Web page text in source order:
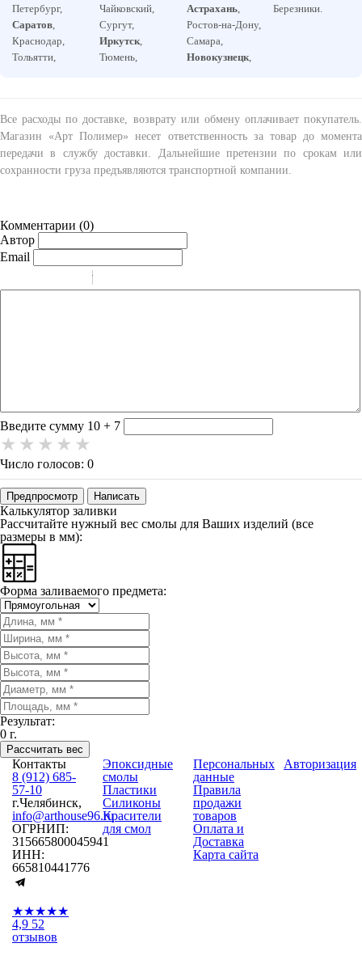
Петербург,
Саратов,
Краснодар,
Тольятти,
Чайковский,
Сургут,
Иркутск,
Тюмень,
Астрахань,
Ростов-на-Дону,
Самара,
Новокузнецк,
Березники.
Все расходы по доставке, возврату или обмену оплачивает покупатель.
Магазин «Арт Полимер» несет ответственность за товар до момента
передачи в службу доставки. Дальнейшие претензии по срокам или
сохранности груза предъявляются транспортной компании.
Комментарии (0)
Автор
Email
-
-
-
Введите сумму 10 + 7
Число голосов: 0
Предпросмотр Написать
Калькулятор заливки
Рассчитайте нужный вес смолы для Ваших изделий (все
размеры в мм):
Форма заливаемого предмета:
Результат:
0 г.
Рассчитать вес
Контакты
8 (912) 685-
57-10
г.Челябинск,
info@arthouse96.ru
ОГРНИП:
315665800045941
ИНН:
665810441776
★★★★★
4,9 52
отзывов
Эпоксидные
смолы
Пластики
Силиконы
Красители
для смол
Персональных
данные
Правила
продажи
товаров
Оплата и
Доставка
Карта сайта
Авторизация